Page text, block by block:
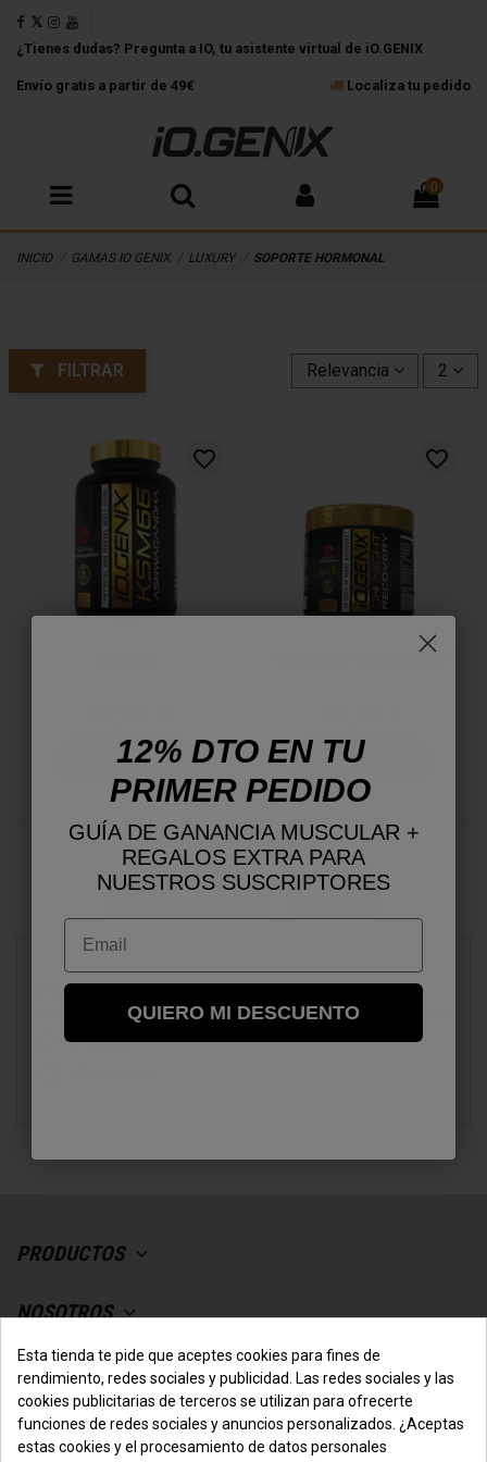
¿Tienes dudas? Pregunta a IO, tu asistente virtual de iO.GENIX
Envío gratis a partir de 49€ Localiza tu pedido
0
INICIO GAMAS IO GENIX LUXURY SOPORTE HORMONAL
FILTRAR Relevancia 2
favorite_border
COMPRAR
favorite_border
GH NIGHT RECOVERY
COMPRAR
FORMATO
60 caps(1)
PRODUCTOS
NOSOTROS
SU CUENTA
CONTACTO CON NOSOTROS
Esta tienda te pide que aceptes cookies para fines de
rendimiento, redes sociales y publicidad. Las redes sociales y las
cookies publicitarias de terceros se utilizan para ofrecerte
funciones de redes sociales y anuncios personalizados. ¿Aceptas
estas cookies y el procesamiento de datos personales
12% DTO EN TU
PRIMER PEDIDO
GUÍA DE GANANCIA MUSCULAR +
REGALOS EXTRA PARA
NUESTROS SUSCRIPTORES
Email
QUIERO MI DESCUENTO